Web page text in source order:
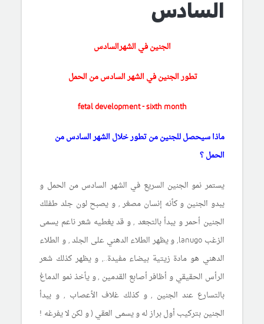
السادس
الجنين في الشهرالسادس
تطور الجنين في الشهر السادس من الحمل
fetal development - sixth month
ماذا سيحصل للجنين من تطور خلال الشهر السادس من
الحمل ؟
يستمر نمو الجنين السريع في الشهر السادس من الحمل و
يبدو الجنين و كأنه إنسان مصغر , و يصبح لون جلد طفلك
الجنين أحمر و يبدأ بالتجعد , و قد يغطيه شعر ناعم يسمى
الزغب lanugo, و يظهر الطلاء الدهني على الجلد , و الطلاء
الدهني هو مادة زيتية بيضاء مفيدة.., و يظهر كذلك شعر
الرأس الحقيقي و أظافر أصابع القدمين , و يأخذ نمو الدماغ
بالتسارع عند الجنين , و كذلك غلاف الأعصاب , و يبدأ
الجنين بتركيب أول براز له و يسمى العقي ( و لكن لا يفرغه !